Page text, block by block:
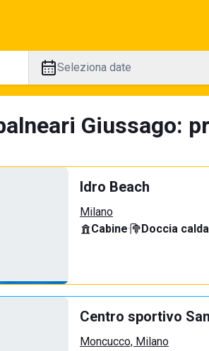
Seleziona date
Giussago:
Idro Beach
Milano
Cabine· Doccia calda
Centro sportivo
Moncucco, Milano